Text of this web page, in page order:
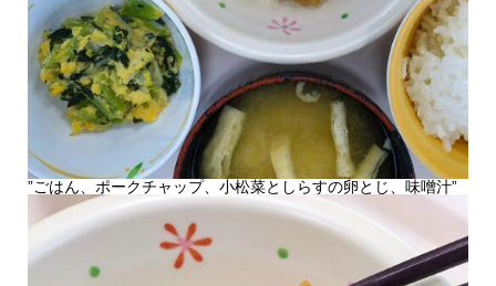
”ごはん、ポークチャップ、小松菜としらすの卵とじ、味噌汁”